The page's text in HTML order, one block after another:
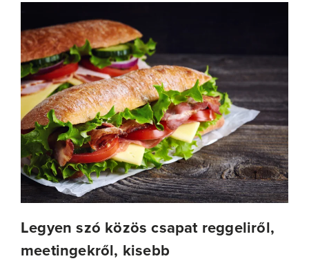
Legyen szó közös csapat reggeliről,
meetingekről, kisebb